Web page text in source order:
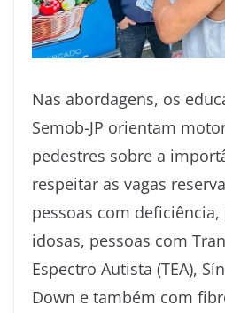
Nas abordagens, os
Semob-JP orientam
pedestres sobre a
respeitar as vagas
pessoas com deficiência,
idosas, pessoas com
Espectro Autista (TEA),
Down e também com